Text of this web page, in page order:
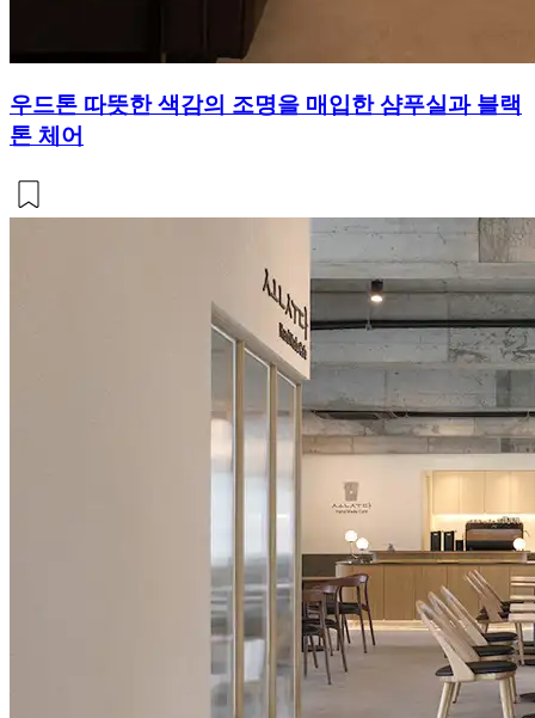
우드톤 따뜻한 색감의 조명을 매입한 샴푸실과 블랙
톤 체어